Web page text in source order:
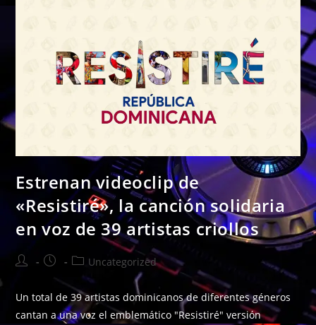
Estrenan videoclip de
«Resistiré», la canción solidaria
en voz de 39 artistas criollos
Uncategorized
Un total de 39 artistas dominicanos de diferentes géneros
cantan a una voz el emblemático "Resistiré" versión